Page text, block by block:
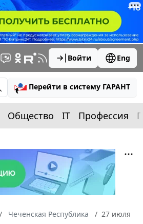
Войти Eng
Перейти в систему ГАРАНТ
Общество IT Профессия
Чеченская Республика
27 июля